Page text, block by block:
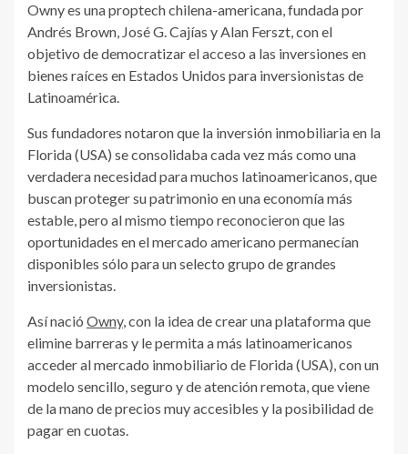
Owny es una proptech chilena-americana, fundada por
Andrés Brown, José G. Cajías y Alan Ferszt, con el
objetivo de democratizar el acceso a las inversiones en
bienes raíces en Estados Unidos para inversionistas de
Latinoamérica.
Sus fundadores notaron que la inversión inmobiliaria en la
Florida (USA) se consolidaba cada vez más como una
verdadera necesidad para muchos latinoamericanos, que
buscan proteger su patrimonio en una economía más
estable, pero al mismo tiempo reconocieron que las
oportunidades en el mercado americano permanecían
disponibles sólo para un selecto grupo de grandes
inversionistas.
Así nació Owny, con la idea de crear una plataforma que
elimine barreras y le permita a más latinoamericanos
acceder al mercado inmobiliario de Florida (USA), con un
modelo sencillo, seguro y de atención remota, que viene
de la mano de precios muy accesibles y la posibilidad de
pagar en cuotas.